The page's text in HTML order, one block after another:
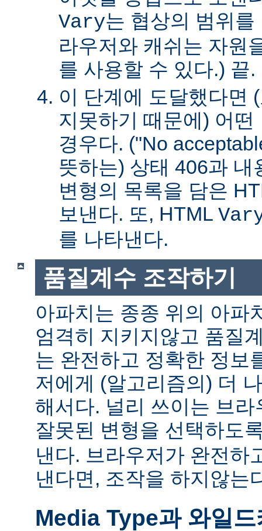
Vary는 협상의 범위
라우저와 캐쉬는 자원
를 사용할 수 있다.) 끝.
이 단계에 도달했다면
지못하기 때문에) 어
경우다. ("No
뜻하는) 상태 406과 내
변형의 목록을 담은
보낸다. 또, HTML
를 나타낸다.
품질계수 조작하기
아파치는 종종 위의 아파
엄격히 지키지않고 품질
는 완전하고 정확한 정보
저에게 (알고리즘의) 더
해서다. 널리 쓰이는 브
잘못된 변형을 선택하도
낸다. 브라우저가 완전하
낸다면, 조작을 하지않는
Media Type과 와일드